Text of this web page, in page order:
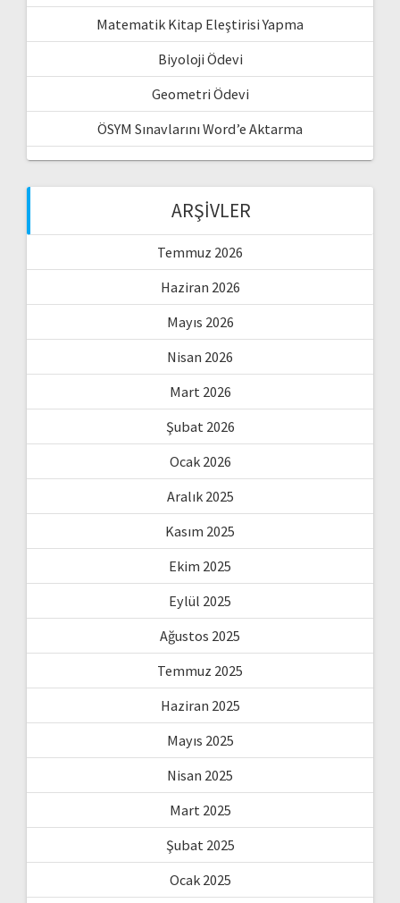
Matematik Kitap Eleştirisi Yapma
Biyoloji Ödevi
Geometri Ödevi
ÖSYM Sınavlarını Word’e Aktarma
ARŞIVLER
Temmuz 2026
Haziran 2026
Mayıs 2026
Nisan 2026
Mart 2026
Şubat 2026
Ocak 2026
Aralık 2025
Kasım 2025
Ekim 2025
Eylül 2025
Ağustos 2025
Temmuz 2025
Haziran 2025
Mayıs 2025
Nisan 2025
Mart 2025
Şubat 2025
Ocak 2025